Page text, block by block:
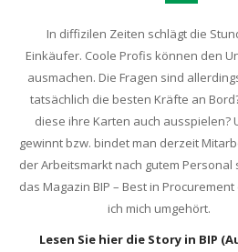
In diffizilen Zeiten schlägt die
Einkäufer. Coole Profis können den
ausmachen. Die Fragen sind
tatsächlich die besten Kräfte an
diese ihre Karten auch ausspielen?
gewinnt bzw. bindet man derzeit
der Arbeitsmarkt nach gutem Personal
das Magazin BIP – Best in Procurement
ich mich umgehört.
Lesen Sie hier die Story in BIP